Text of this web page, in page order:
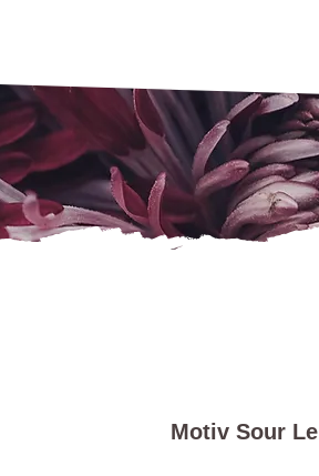
Motiv Sour